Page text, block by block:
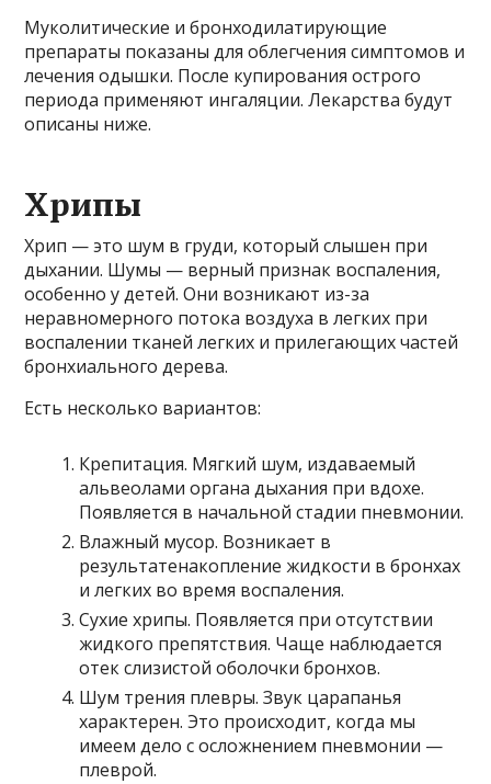
Муколитические и бронходилатирующие
препараты показаны для облегчения симптомов и
лечения одышки. После купирования острого
периода применяют ингаляции. Лекарства будут
описаны ниже.
Хрипы
Хрип — это шум в груди, который слышен при
дыхании. Шумы — верный признак воспаления,
особенно у детей. Они возникают из-за
неравномерного потока воздуха в легких при
воспалении тканей легких и прилегающих частей
бронхиального дерева.
Есть несколько вариантов:
Крепитация. Мягкий шум, издаваемый
альвеолами органа дыхания при вдохе.
Появляется в начальной стадии пневмонии.
Влажный мусор. Возникает в
результатенакопление жидкости в бронхах
и легких во время воспаления.
Сухие хрипы. Появляется при отсутствии
жидкого препятствия. Чаще наблюдается
отек слизистой оболочки бронхов.
Шум трения плевры. Звук царапанья
характерен. Это происходит, когда мы
имеем дело с осложнением пневмонии —
плеврой.